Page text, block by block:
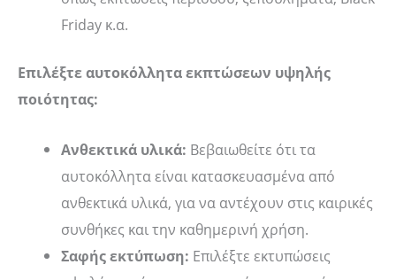
Friday κ.α.
Επιλέξτε αυτοκόλλητα εκπτώσεων υψηλής
ποιότητας:
Ανθεκτικά υλικά: Βεβαιωθείτε ότι τα
αυτοκόλλητα είναι κατασκευασμένα από
ανθεκτικά υλικά, για να αντέχουν στις καιρικές
συνθήκες και την καθημερινή χρήση.
Σαφής εκτύπωση: Επιλέξτε εκτυπώσεις